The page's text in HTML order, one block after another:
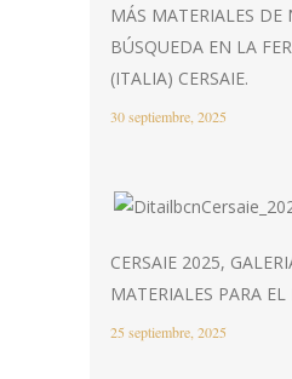
MÁS MATERIALES DE
BÚSQUEDA EN LA
(ITALIA) CERSAIE.
30 septiembre, 2025
CERSAIE 2025,
MATERIALES PARA
25 septiembre, 2025